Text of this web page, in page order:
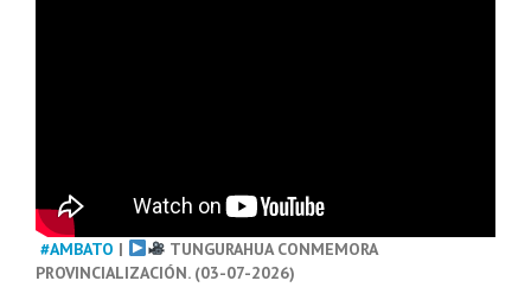
#AMBATO |
TUNGURAHUA CONMEMORA
PROVINCIALIZACIÓN. (03-07-2026)